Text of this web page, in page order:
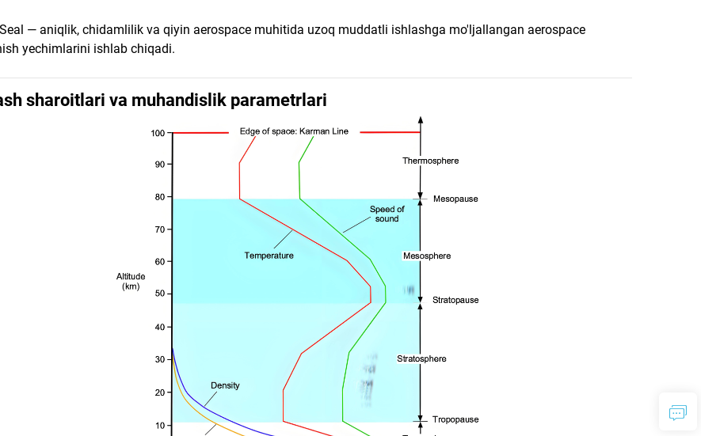
— aniqlik, chidamlilik va qiyin aerospace muhitida uzoq muddatli ishlashga mo'ljallangan aerospace
yechimlarini ishlab chiqadi.
sharoitlari va muhandislik parametrlari